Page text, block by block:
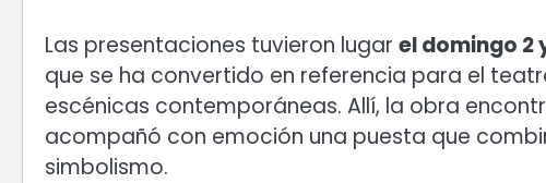
Las presentaciones tuvieron lugar el domingo 2
que se ha convertido en referencia para el
escénicas contemporáneas. Allí, la obra
acompañó con emoción una puesta que
simbolismo.